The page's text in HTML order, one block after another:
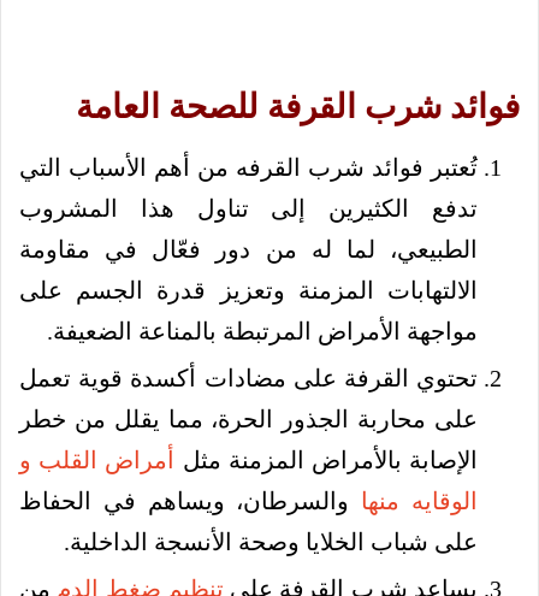
فوائد شرب القرفة للصحة العامة
تُعتبر فوائد شرب القرفه من أهم الأسباب التي
تدفع الكثيرين إلى تناول هذا المشروب
الطبيعي، لما له من دور فعّال في مقاومة
الالتهابات المزمنة وتعزيز قدرة الجسم على
مواجهة الأمراض المرتبطة بالمناعة الضعيفة.
تحتوي القرفة على مضادات أكسدة قوية تعمل
على محاربة الجذور الحرة، مما يقلل من خطر
الإصابة بالأمراض المزمنة مثل أمراض القلب و
الوقايه منها والسرطان، ويساهم في الحفاظ
على شباب الخلايا وصحة الأنسجة الداخلية.
يساعد شرب القرفة على تنظيم ضغط الدم من